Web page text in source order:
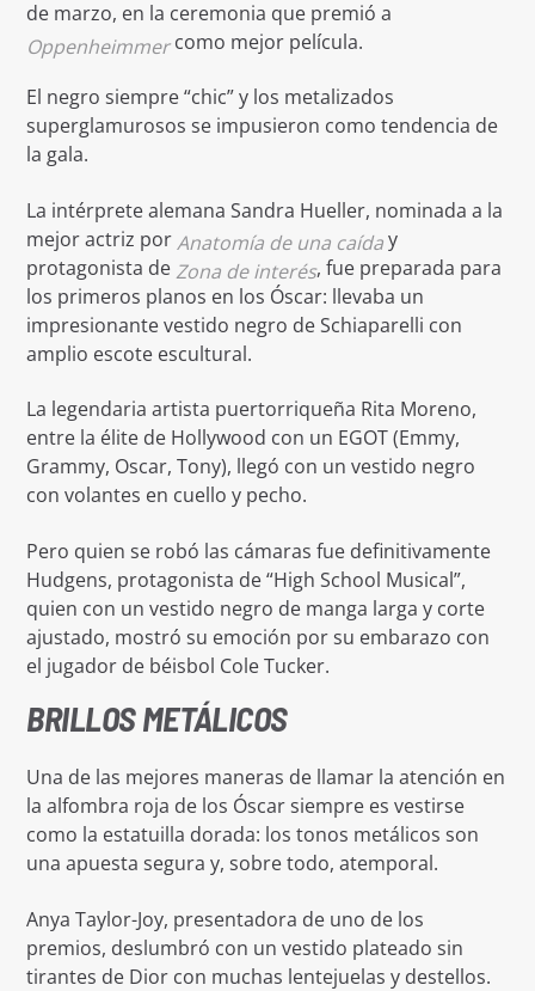
de marzo, en la ceremonia que premió a
Oppenheimmercomo mejor película.
El negro siempre “chic” y los metalizados
superglamurosos se impusieron como tendencia de
la gala.
La intérprete alemana Sandra Hueller, nominada a la
mejor actriz por Anatomía de una caíday
protagonista de Zona de interés, fue preparada para
los primeros planos en los Óscar: llevaba un
impresionante vestido negro de Schiaparelli con
amplio escote escultural.
La legendaria artista puertorriqueña Rita Moreno,
entre la élite de Hollywood con un EGOT (Emmy,
Grammy, Oscar, Tony), llegó con un vestido negro
con volantes en cuello y pecho.
Pero quien se robó las cámaras fue definitivamente
Hudgens, protagonista de “High School Musical”,
quien con un vestido negro de manga larga y corte
ajustado, mostró su emoción por su embarazo con
el jugador de béisbol Cole Tucker.
BRILLOS METÁLICOS
Una de las mejores maneras de llamar la atención en
la alfombra roja de los Óscar siempre es vestirse
como la estatuilla dorada: los tonos metálicos son
una apuesta segura y, sobre todo, atemporal.
Anya Taylor-Joy, presentadora de uno de los
premios, deslumbró con un vestido plateado sin
tirantes de Dior con muchas lentejuelas y destellos.